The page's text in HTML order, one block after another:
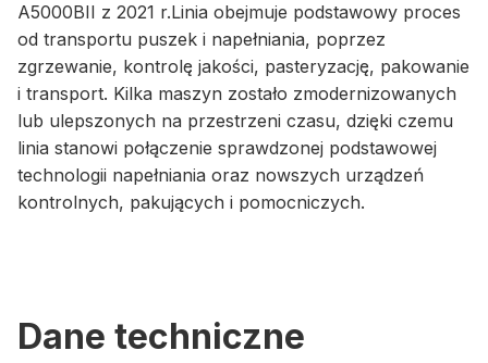
A5000BII z 2021 r.Linia obejmuje podstawowy proces
od transportu puszek i napełniania, poprzez
zgrzewanie, kontrolę jakości, pasteryzację, pakowanie
i transport. Kilka maszyn zostało zmodernizowanych
lub ulepszonych na przestrzeni czasu, dzięki czemu
linia stanowi połączenie sprawdzonej podstawowej
technologii napełniania oraz nowszych urządzeń
kontrolnych, pakujących i pomocniczych.
Dane techniczne